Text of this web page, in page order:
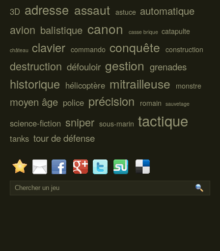
3D adresse assaut astuce automatique
avion balistique canon casse brique catapulte
château clavier commando conquête construction
destruction défouloir gestion grenades
historique hélicoptère mitrailleuse monstre
moyen âge police précision romain sauvetage
science-fiction sniper sous-marin tactique
tanks tour de défense